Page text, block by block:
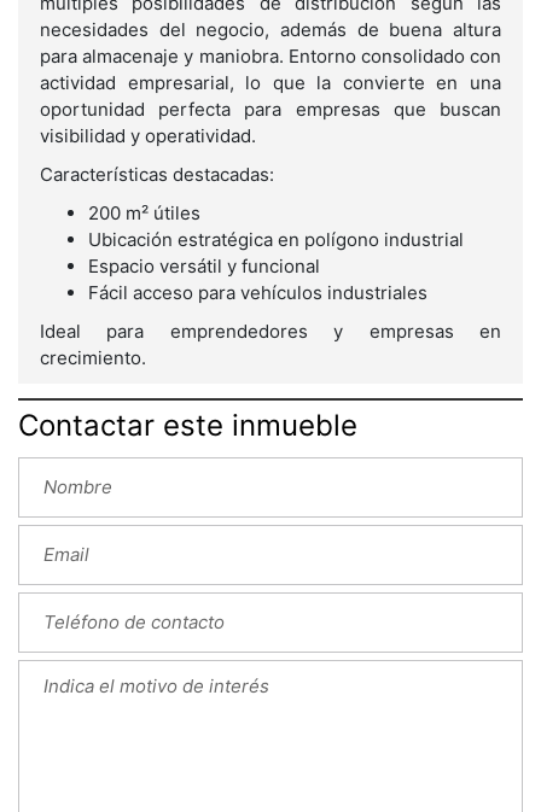
necesidades del negocio, además de buena altura
para almacenaje y maniobra. Entorno consolidado con
actividad empresarial, lo que la convierte en una
oportunidad perfecta para empresas que buscan
visibilidad y operatividad.
Características destacadas:
200 m² útiles
Ubicación estratégica en polígono industrial
Espacio versátil y funcional
Fácil acceso para vehículos industriales
Ideal para emprendedores y empresas en
crecimiento.
Contactar este inmueble